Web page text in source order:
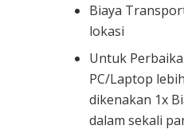
Biaya
lokasi
Untuk
PC/Laptop
dikenakan 1x
dalam sekali